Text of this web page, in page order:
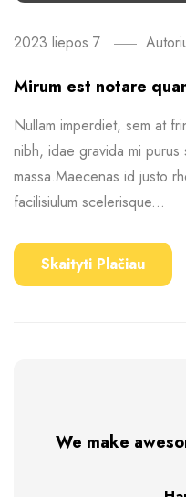
2023 liepos 7
Mirum est notare
Nullam imperdiet, sem at
nibh, idae gravida mi purus
massa.Maecenas id justo
facilisiulum scelerisque...
Skaityti Plačiau
We make